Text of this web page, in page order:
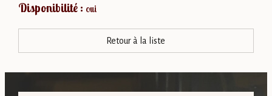
Disponibilité : oui
Retour à la liste